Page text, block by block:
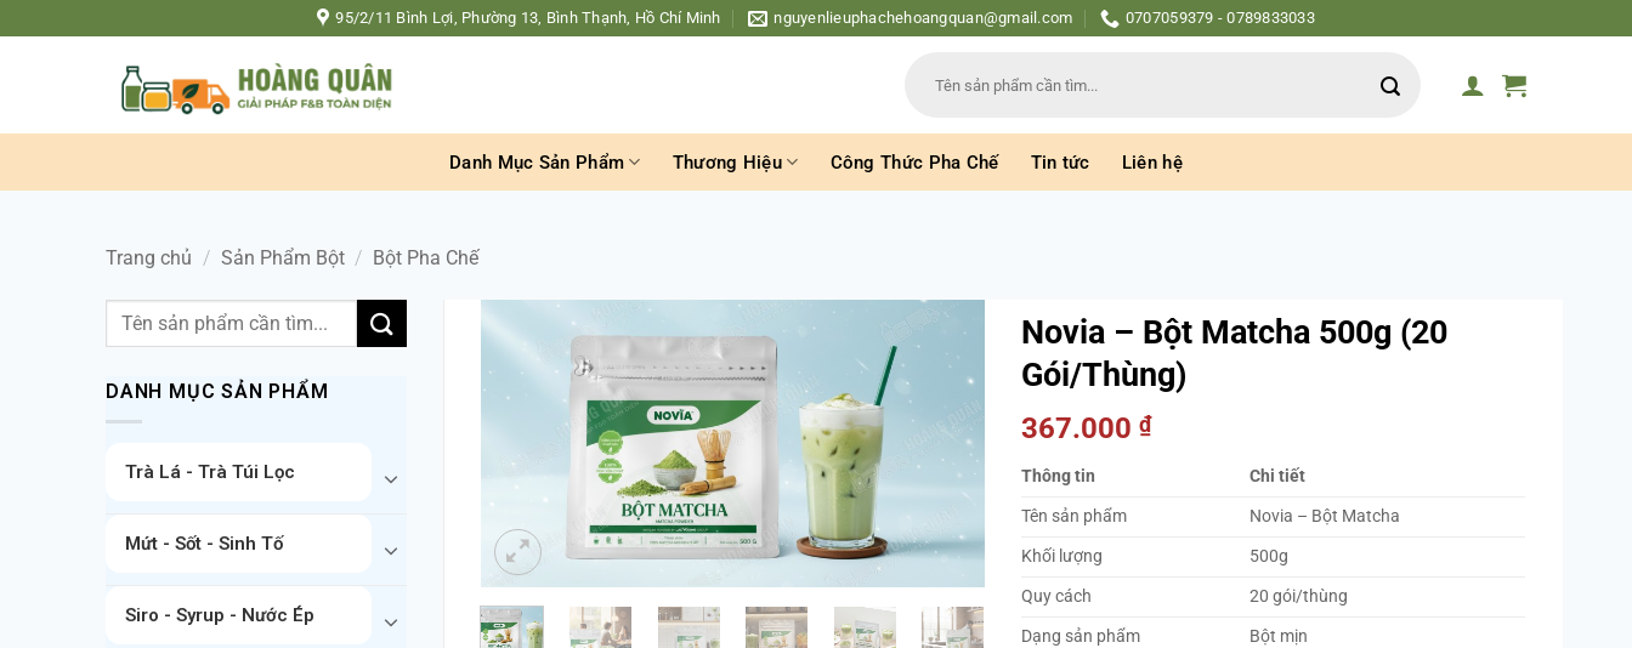
qua
95/2/11 Bình Lợi, Phường 13, Bình Thạnh, Hồ Chí Minh nguyenlieuphachehoangquan@gmail.com 0707059379 - 0789833033
kiếm:
Danh Mục Sản Phẩm Thương Hiệu Công Thức Pha Chế Tin tức Liên hệ
Trang chủ / Sản Phẩm Bột / Bột Pha Chế
Tìm
DANH MỤC SẢN PHẨM
Trà Lá - Trà Túi Lọc
Mứt - Sốt - Sinh Tố
Siro - Syrup - Nước Ép
Novia – Bột Matcha 500g (20
Gói/Thùng)
367.000₫
Thông tin
Chi tiết
Tên sản phẩm
Novia – Bột Matcha
Khối lượng
500g
Quy cách
20 gói/thùng
Dạng sản phẩm
Bột mịn